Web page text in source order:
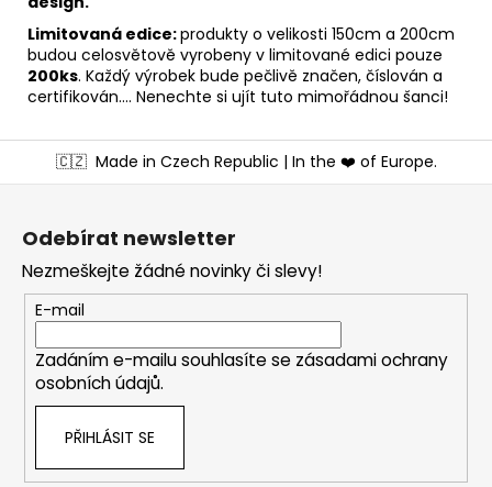
Limitovaná edice:produkty o velikosti 150cm a 200cm
budou celosvětově vyrobeny v limitované edici pouze
200ks. Každý výrobek bude pečlivě značen, číslován a
certifikován.... Nenechte si ujít tuto mimořádnou šanci!
á
🇨🇿 Made in Czech Republic | In the ❤️ of Europe.
Odebírat newsletter
Nezmeškejte žádné novinky či slevy!
E-mail
Zadáním e-mailu souhlasíte se zásadami ochrany
osobních údajů.
PŘIHLÁSIT SE